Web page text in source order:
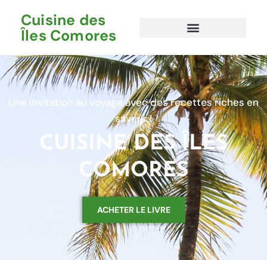
Cuisine des
Îles Comores
Une invitation au voyage avec des recettes riches en
saveur !
CUISINE DES ÎLES
COMORES
ACHETER LE LIVRE